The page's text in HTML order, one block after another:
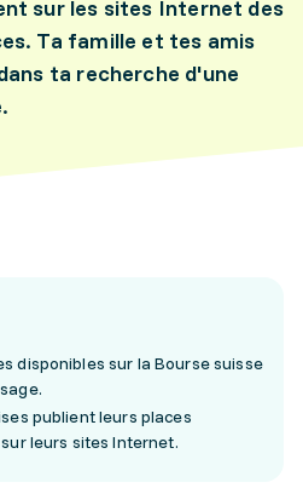
sur les sites Internet des
Ta famille et tes amis
ta recherche d'une
disponibles sur la Bourse suisse
publient leurs places
leurs sites Internet.